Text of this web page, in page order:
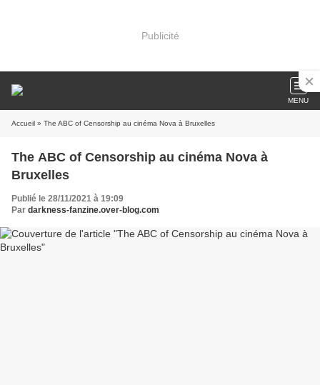
Publicité
MENU
Accueil » The ABC of Censorship au cinéma Nova à Bruxelles
The ABC of Censorship au cinéma Nova à
Bruxelles
Publié le 28/11/2021 à 19:09
Par darkness-fanzine.over-blog.com